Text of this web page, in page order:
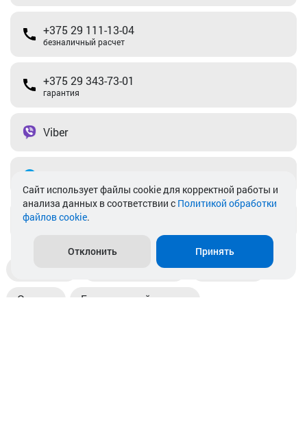
+375 29 111-13-04
безналичный расчет
+375 29 343-73-01
гарантия
Viber
info@akkamulik.by
Пункты выдачи Магазины
Оплата Безналичный расчет
Cайт использует файлы cookie для корректной работы и
анализа данных в соответствии с Политикой обработки
файлов cookie.
Отклонить Принять